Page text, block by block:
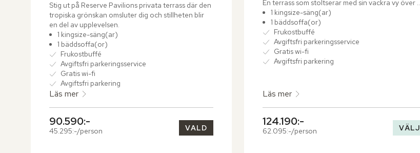
Stig ut på Reserve Pavilions privata terrass där den
tropiska grönskan omsluter dig och stillheten blir
en del av upplevelsen.
1 kingsize-säng(ar)
1 bäddsoffa(or)
Frukostbuffé
Avgiftsfri parkeringsservice
Gratis wi-fi
Avgiftsfri parkering
Läs mer
90.590:-
45.295:-/person VALD
En terrass som stoltserar med sin vackra vy över
Andamansjön.
1 kingsize-säng(ar)
1 bäddsoffa(or)
Frukostbuffé
Avgiftsfri parkeringsservice
Gratis wi-fi
Avgiftsfri parkering
Läs mer
124.190:-
62.095:-/person VÄLJ